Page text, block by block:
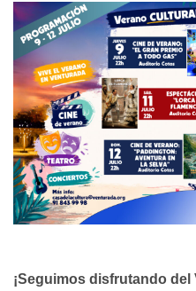
¡Seguimos disfrutando del